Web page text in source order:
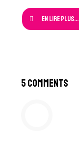
En lire plus...
5 Comments